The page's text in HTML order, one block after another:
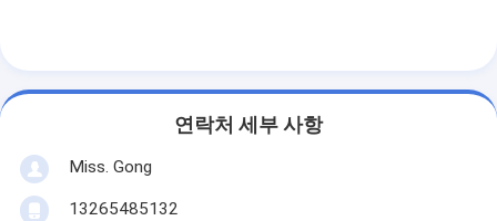
연락처 세부 사항
Miss. Gong
13265485132